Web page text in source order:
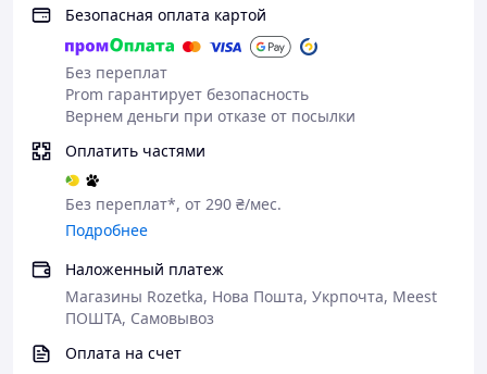
Вага строп: 110 г
Рекомендоване навантаження: до 135 кг
Розмір в складеному вигляді: 15 х 9 х 9 см
Гарантія 12 місяців
Зроблено в Україні
Безопасная оплата картой
Без переплат
Prom гарантирует безопасность
Вернем деньги при отказе от посылки
Оплатить частями
Без переплат*, от 290 ₴/мес.
Подробнее
Наложенный платеж
Магазины Rozetka, Нова Пошта, Укрпочта, Meest
ПОШТА, Самовывоз
Оплата на счет